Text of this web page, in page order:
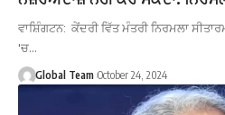
ਵਾਸ਼ਿੰਗਟਨ: ਕੇਂਦਰੀ ਵਿੱਤ ਮੰਤਰੀ ਨਿਰਮਲਾ
'ਚ…
Global Team October 24, 2024